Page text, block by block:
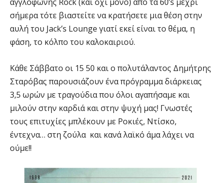
σήμερα τότε βιαστείτε να κρατήσετε μια θέση στην
αυλή του Jack’s Lounge γιατί εκεί είναι το θέμα, η
φάση, το κόλπο του καλοκαιριού.
Κάθε Σάββατο οι 15 50 και ο πολυτάλαντος Δημήτρης
Σταρόβας παρουσιάζουν ένα πρόγραμμα διάρκειας
3,5 ωρών με τραγούδια που όλοι αγαπήσαμε και
μιλούν στην καρδιά και στην ψυχή μας! Γνωστές
τους επιτυχίες μπλέκουν με Ροκιές, Ντίσκο,
έντεχνα… στη ζούλα και κανά λαϊκό άμα λάχει να
ούμε!!